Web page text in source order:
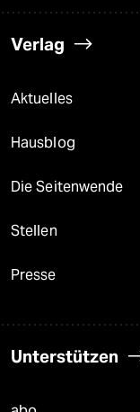
Verlag
Aktuelles
Hausblog
Die Seitenwende
Stellen
Presse
Unterstützen